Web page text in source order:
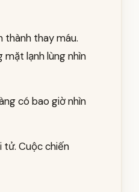
thành thay máu.
lạnh lùng nhìn
có bao giờ nhìn
tử. Cuộc chiến